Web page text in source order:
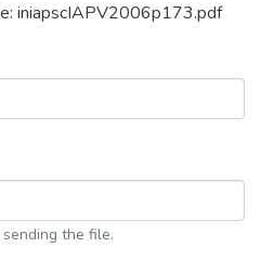
iniapscIAPV2006p173.pdf
the file.